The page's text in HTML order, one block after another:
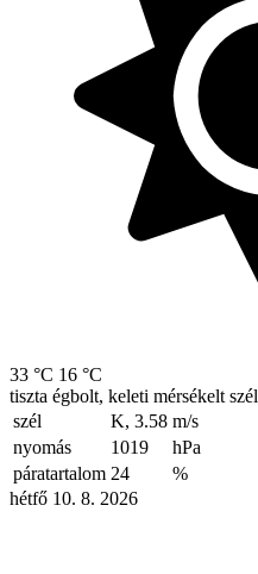
33 °C 16 °C
tiszta égbolt, keleti mérsékelt szél
szél
K, 3.58 m/s
nyomás
1019
hPa
páratartalom 24
%
hétfő 10. 8. 2026